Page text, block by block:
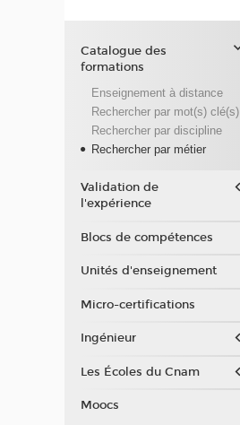
Catalogue des
formations
Enseignement à distance
Rechercher par mot(s) clé(s)
Rechercher par discipline
Rechercher par métier
Validation de
l'expérience
Blocs de compétences
Unités d'enseignement
Micro-certifications
Ingénieur
Les Écoles du Cnam
Moocs